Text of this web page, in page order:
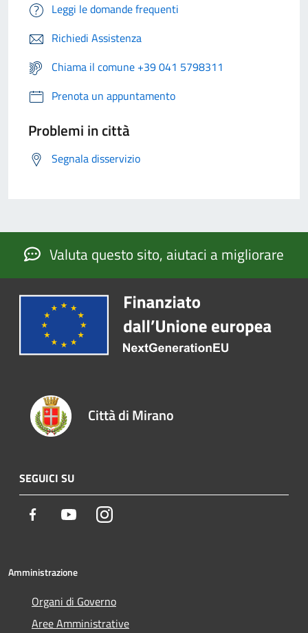
Leggi le domande frequenti
Richiedi Assistenza
Chiama il comune +39 041 5798311
Prenota un appuntamento
Problemi in città
Segnala disservizio
Valuta questo sito, aiutaci a migliorare
Città di Mirano
SEGUICI SU
Facebook YoutubeInstagram
Amministrazione
Organi di Governo
Aree Amministrative